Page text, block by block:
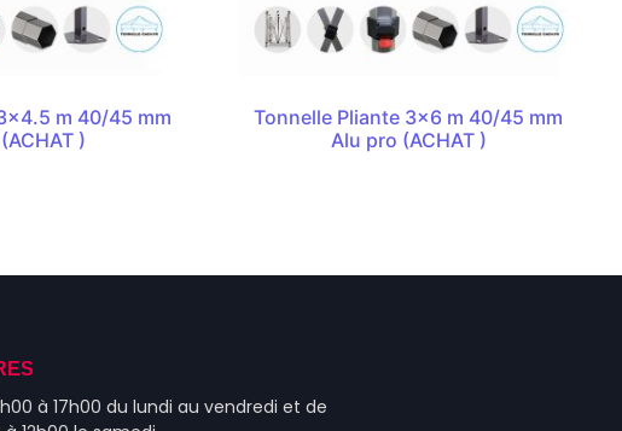
m 40/45 mm
)
Tonnelle Pliante 3×6 m 40/45 mm
Alu pro (ACHAT )
à 17h00 du lundi au vendredi et de